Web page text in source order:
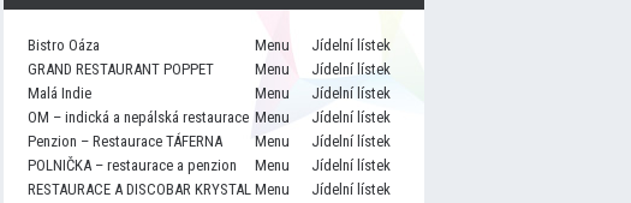
Bistro Oáza Menu
Jídelní lístek
GRAND RESTAURANT POPPET
Menu
Jídelní lístek
Malá Indie
Menu
Jídelní lístek
OM – indická a nepálská restaurace Menu
Jídelní lístek
Penzion – Restaurace TÁFERNA
Menu
Jídelní lístek
POLNIČKA – restaurace a penzion
Menu
Jídelní lístek
RESTAURACE A DISCOBAR KRYSTAL Menu
Jídelní lístek